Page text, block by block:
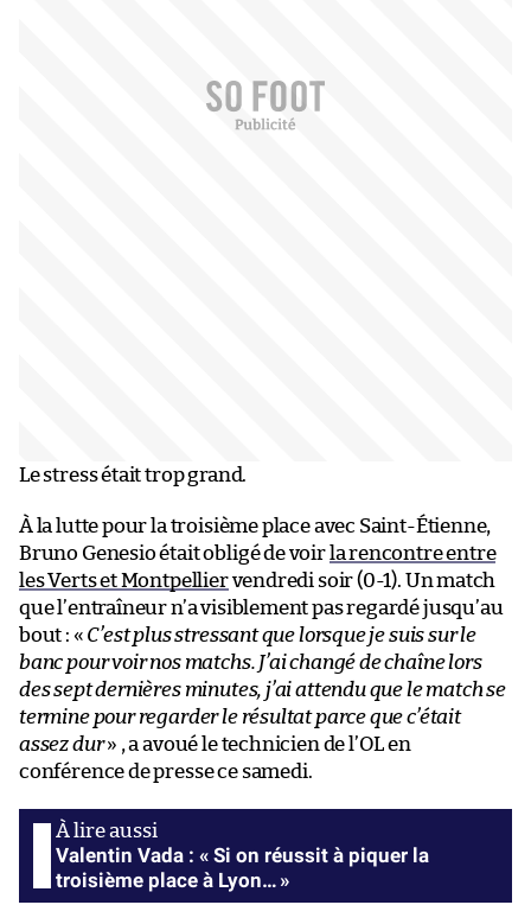
Le stress était trop grand.
À la lutte pour la troisième place avec Saint-Étienne,
Bruno Genesio était obligé de voir la rencontre entre
les Verts et Montpelliervendredi soir (0-1). Un match
que l’entraîneur n’a visiblement pas regardé jusqu’au
bout : « C’est plus stressant que lorsque je suis sur le
banc pour voir nos matchs. J’ai changé de chaîne lors
des sept dernières minutes, j’ai attendu que le match se
termine pour regarder le résultat parce que c’était
assez dur» , a avoué le technicien de l’OL en
conférence de presse ce samedi.
Valentin Vada : « Si on réussit à piquer la
troisième place à Lyon… »